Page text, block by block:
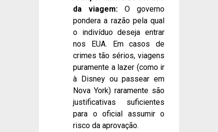
da viagem: O governo
pondera a razão pela qual
o indivíduo deseja entrar
nos EUA. Em casos de
crimes tão sérios, viagens
puramente a lazer (como ir
à Disney ou passear em
Nova York) raramente são
justificativas suficientes
para o oficial assumir o
risco da aprovação.